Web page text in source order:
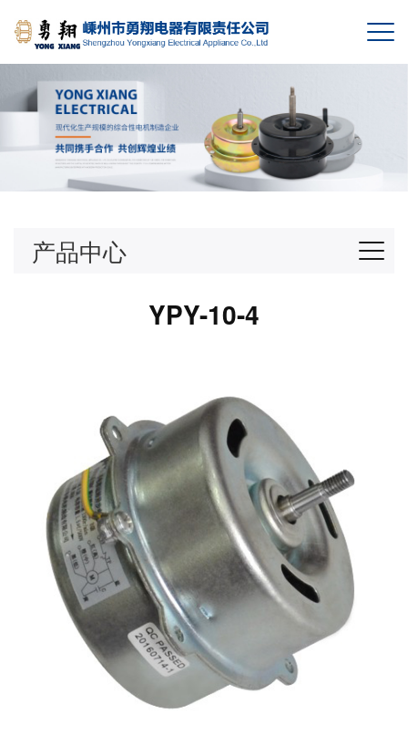
产品中心
YPY-10-4